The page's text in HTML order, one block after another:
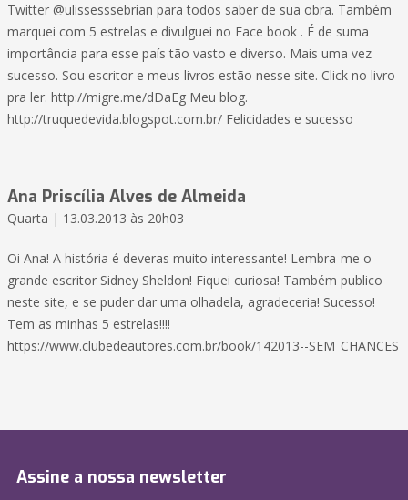
Twitter @ulissesssebrian para todos saber de sua obra. Também
marquei com 5 estrelas e divulguei no Face book . É de suma
importância para esse país tão vasto e diverso. Mais uma vez
sucesso. Sou escritor e meus livros estão nesse site. Click no livro
pra ler. http://migre.me/dDaEg Meu blog.
http://truquedevida.blogspot.com.br/ Felicidades e sucesso
Ana Priscília Alves de Almeida
Quarta | 13.03.2013 às 20h03
Oi Ana! A história é deveras muito interessante! Lembra-me o
grande escritor Sidney Sheldon! Fiquei curiosa! Também publico
neste site, e se puder dar uma olhadela, agradeceria! Sucesso!
Tem as minhas 5 estrelas!!!!
https://www.clubedeautores.com.br/book/142013--SEM_CHANCES
Assine a nossa newsletter